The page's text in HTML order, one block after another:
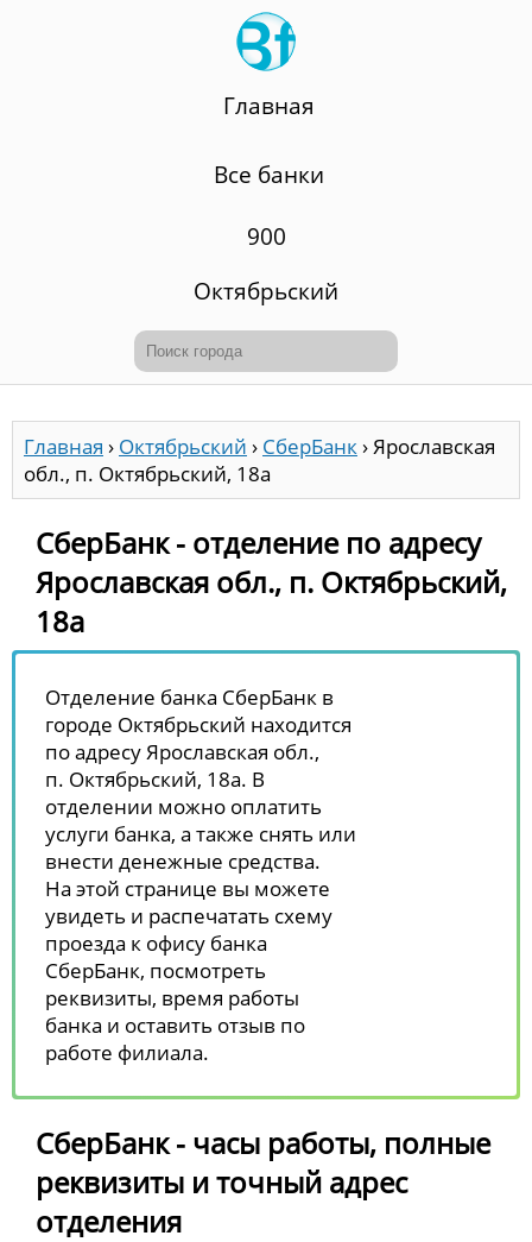
Главная
Все банки
900
Октябрьский
Главная › Октябрьский › СберБанк›Ярославская
обл., п. Октябрьский, 18а
СберБанк - отделение по адресу
Ярославская обл., п. Октябрьский,
18а
Отделение банка СберБанк в
городе Октябрьский находится
по адресу Ярославская обл.,
п. Октябрьский, 18а. В
отделении можно оплатить
услуги банка, а также снять или
внести денежные средства.
На этой странице вы можете
увидеть и распечатать схему
проезда к офису банка
СберБанк, посмотреть
реквизиты, время работы
банка и оставить отзыв по
работе филиала.
СберБанк - часы работы, полные
реквизиты и точный адрес
отделения